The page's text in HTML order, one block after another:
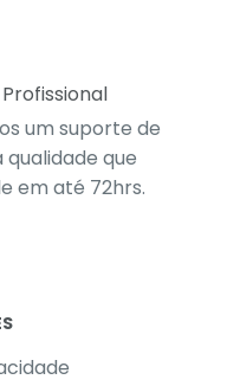
um suporte de
que
em até 72hrs.